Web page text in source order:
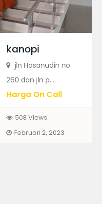
kanopi
jln Hasanudin no
260 dan jln p...
Harga On Call
508 Views
Februari 2, 2023